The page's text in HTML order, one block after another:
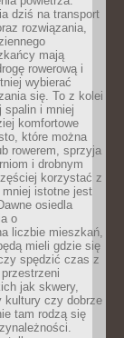
dziś na transport
rozwiązania,
mają
rowerową i
wybierać
się. To z kolei
spalin i mniej
komfortowe
które można
rowerem, sprzyja
i drobnym
korzystać z
istotne jest
osiedla
o
liczbie mieszkań,
mieli gdzie się
spędzić czas z
jak skwery,
kultury czy dobrze
tam rodzą się